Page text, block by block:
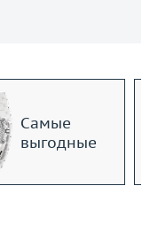
Самые
выгодные